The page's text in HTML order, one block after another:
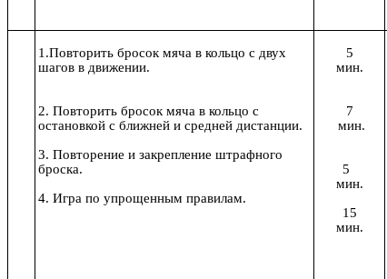
1.Повторить бросок мяча в кольцо с двух
шагов в движении.
2. Повторить бросок мяча в кольцо с
остановкой с ближней и средней дистанции.
3. Повторение и закрепление штрафного
броска.
4. Игра по упрощенным правилам.
5
мин.
7
мин.
5
мин.
15
мин.